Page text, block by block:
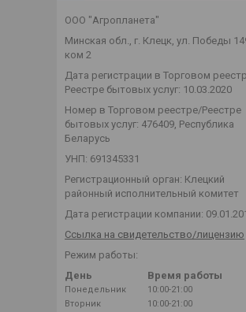
ООО "Агропланета"
Минская обл., г. Клецк, ул. Победы
ком 2
Дата регистрации в Торговом
Реестре бытовых услуг: 10.03.2020
Номер в Торговом реестре/Реестре
бытовых услуг: 476409, Республика
Беларусь
УНП: 691345331
Регистрационный орган: Клецкий
районный исполнительный комитет
Дата регистрации компании:
Ссылка на свидетельство/лицензию
Режим работы:
День
Время работы
Понедельник
10:00-21:00
Вторник
10:00-21:00